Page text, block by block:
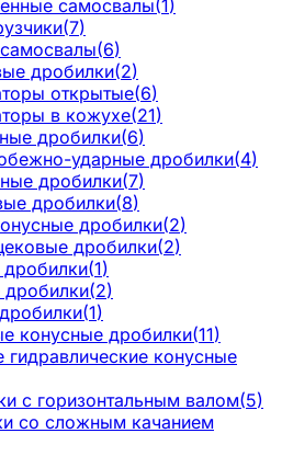
самосвалы(1 )
(7)
(6)
дробилки(2)
открытые(6)
в кожухе(21)
дробилки(6)
ударные дробилки(4)
дробилки(7)
дробилки(8)
дробилки(2)
дробилки(2)
(1)
(2)
(1)
конусные дробилки(11)
конусные
с горизонтальным валом(5)
со сложным качанием